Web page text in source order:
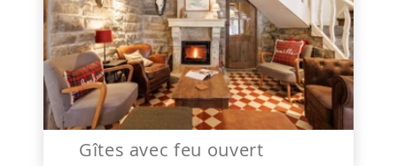
Gîtes avec feu ouvert